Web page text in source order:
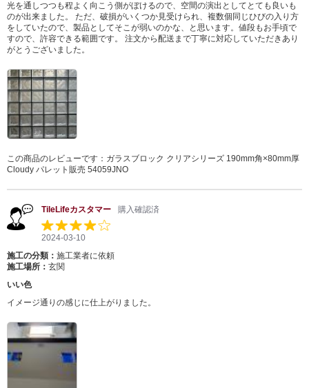
光を通しつつも程よく向こう側がぼけるので、空間の演出としてとても良いも
のが出来ました。 ただ、破損がいくつか見受けられ、複数個同じひびの入り方
をしていたので、製品としてそこが弱いのかな、と思います。値段もお手頃で
すので、許容できる範囲です。 注文から配送まで丁寧に対応していただきあり
がとうございました。
この商品のレビューです： ガラスブロック クリアシリーズ 190mm角×80mm厚
Cloudy パレット販売 54059JNO
TileLifeカスタマー 購入確認済
2024-03-10
施工の分類： 施工業者に依頼
施工場所： 玄関
いい色
イメージ通りの感じに仕上がりました。